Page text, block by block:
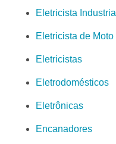
Eletricista Industrial
Eletricista de Moto
Eletricistas
Eletrodomésticos
Eletrônicas
Encanadores